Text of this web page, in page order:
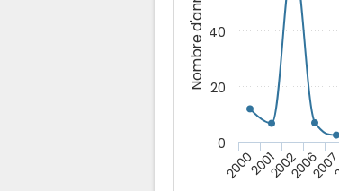
Nombre d'années
2000200120022006
0
20
40